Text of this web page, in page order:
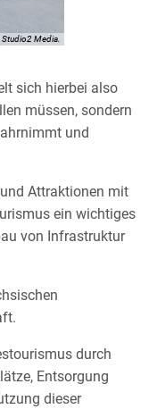
Media.
sich hierbei also
müssen, sondern
und
Attraktionen mit
ein wichtiges
von Infrastruktur
durch
Entsorgung
dieser